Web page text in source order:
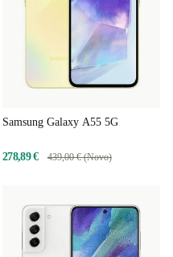
Samsung Galaxy A55 5G
278,89 € 439,00 € (Novo)